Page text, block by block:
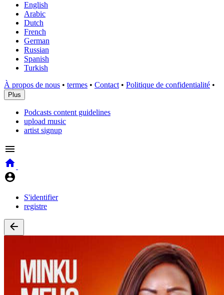
English
Arabic
Dutch
French
German
Russian
Spanish
Turkish
À propos de nous • termes • Contact • Politique de confidentialité •
Plus
Podcasts content guidelines
upload music
artist signup
S'identifier
registre